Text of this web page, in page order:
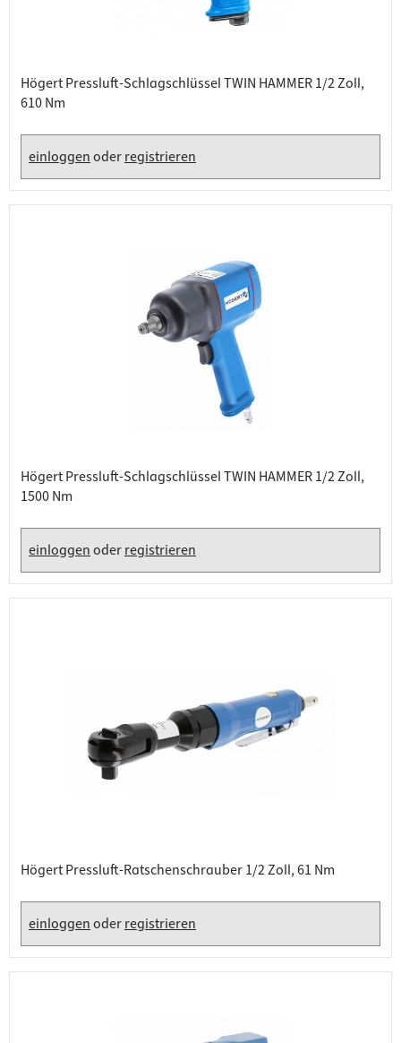
Högert Pressluft-Schlagschlüssel TWIN HAMMER 1/2 Zoll,
610 Nm
einloggenoderregistrieren
Högert Pressluft-Schlagschlüssel TWIN HAMMER 1/2 Zoll,
1500 Nm
einloggenoderregistrieren
Högert Pressluft-Ratschenschrauber 1/2 Zoll, 61 Nm
einloggenoderregistrieren